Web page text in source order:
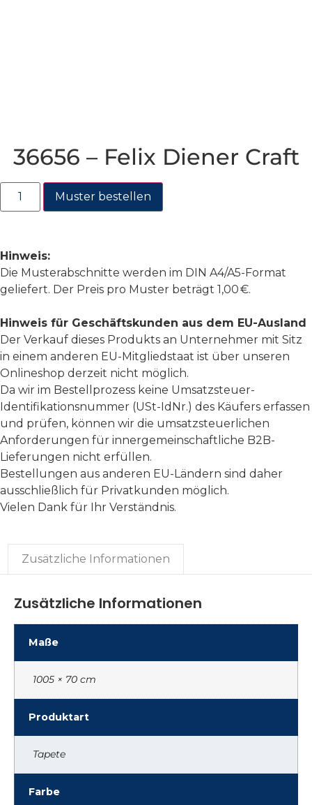
36656 – Felix Diener Craft
Muster bestellen
Hinweis:
Die Musterabschnitte werden im DIN A4/A5-Format
geliefert. Der Preis pro Muster beträgt 1,00 €.
Hinweis für Geschäftskunden aus dem EU-Ausland
Der Verkauf dieses Produkts an Unternehmer mit Sitz
in einem anderen EU-Mitgliedstaat ist über unseren
Onlineshop derzeit nicht möglich.
Da wir im Bestellprozess keine Umsatzsteuer-
Identifikationsnummer (USt-IdNr.) des Käufers erfassen
und prüfen, können wir die umsatzsteuerlichen
Anforderungen für innergemeinschaftliche B2B-
Lieferungen nicht erfüllen.
Bestellungen aus anderen EU-Ländern sind daher
ausschließlich für Privatkunden möglich.
Vielen Dank für Ihr Verständnis.
Zusätzliche Informationen
Zusätzliche Informationen
Maße
1005 × 70 cm
Produktart
Tapete
Farbe